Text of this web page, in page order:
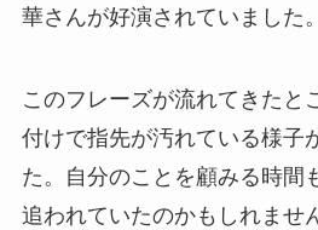
華さんが好演されていました。
このフレーズが流れてきたと
付けで指先が汚れている様子
た。自分のことを顧みる時間
追われていたのかもしれませ